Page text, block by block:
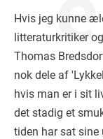
Hvis jeg kunne
litteraturkritiker
Thomas
nok dele af
hvis man er i sit
det stadig et
tiden har sat sine